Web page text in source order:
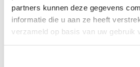
partners kunnen deze gegevens
informatie die u aan ze heeft
verzameld op basis van uw gebruik